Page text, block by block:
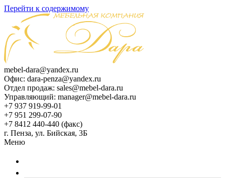
Перейти к содержимому
mebel-dara@yandex.ru
Офис: dara-penza@yandex.ru
Отдел продаж: sales@mebel-dara.ru
Управляющий: manager@mebel-dara.ru
+7 937 919-99-01
+7 951 299-07-90
+7 8412 440-440 (факс)
г. Пенза, ул. Бийская, 3Б
Меню